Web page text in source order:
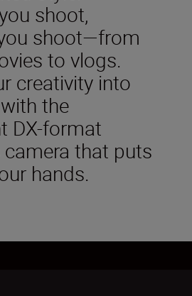
shoot,
shoot—from
to vlogs.
creativity into
the
DX-format
that puts
hands.